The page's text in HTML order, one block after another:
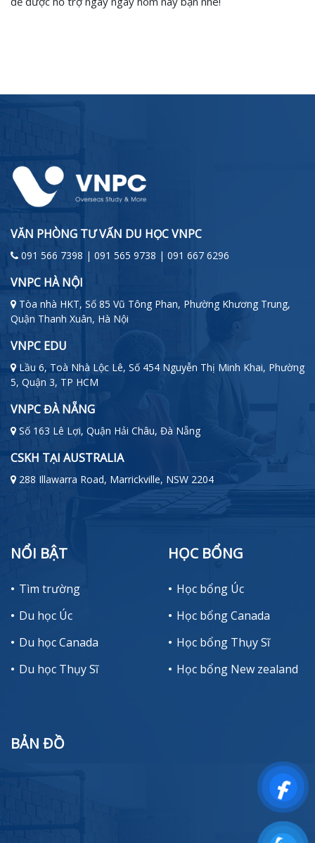
VĂN PHÒNG TƯ VẤN DU HỌC VNPC
091 566 7398 | 091 565 9738 | 091 667 6296
VNPC HÀ NỘI
Tòa nhà HKT, Số 85 Vũ Tông Phan, Phường Khương Trung,
Quận Thanh Xuân, Hà Nội
VNPC EDU
Lầu 6, Toà Nhà Lộc Lê, Số 454 Nguyễn Thị Minh Khai, Phường
5, Quận 3, TP HCM
VNPC ĐÀ NẴNG
Số 163 Lê Lợi, Quận Hải Châu, Đà Nẵng
CSKH TẠI AUSTRALIA
288 Illawarra Road, Marrickville, NSW 2204
NỔI BẬT
Tìm trường
Du học Úc
Du học Canada
Du học Thụy Sĩ
HỌC BỔNG
Học bổng Úc
Học bổng Canada
Học bổng Thụy Sĩ
Học bổng New zealand
BẢN ĐỒ